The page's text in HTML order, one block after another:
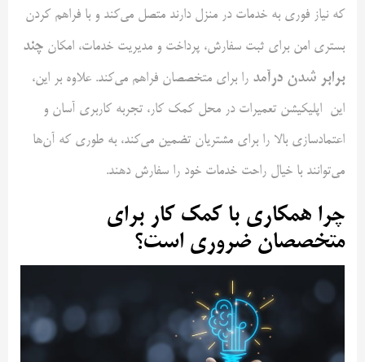
که نیاز فوری به خدمات در منزل دارند متصل می‌کند و با فراهم کردن
بستری امن برای ثبت سفارش، پرداخت و مدیریت خدمات، امکان چند
برابر شدن درآمد را برای متخصصان فراهم می‌کند. علاوه بر این،
این اپلیکیشن تعمیرات در محل کمک کار، تجربه کاربری آسان و
اعتمادسازی بالا را برای مشتریان تضمین می‌کند، به طوری که آن‌ها
می‌توانند با خیال راحت خدمات خود را سفارش دهند.
چرا همکاری با کمک‌ کار برای
متخصصان ضروری است؟